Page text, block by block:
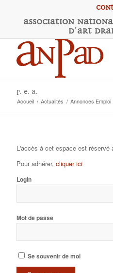
Association N
d'Art D
P. E. A.
Accueil / Actualités / Annonces Emploi
L'accès à cet espace est réservé
Pour adhérer, cliquer ici
Login
Mot de passe
Se souvenir de moi